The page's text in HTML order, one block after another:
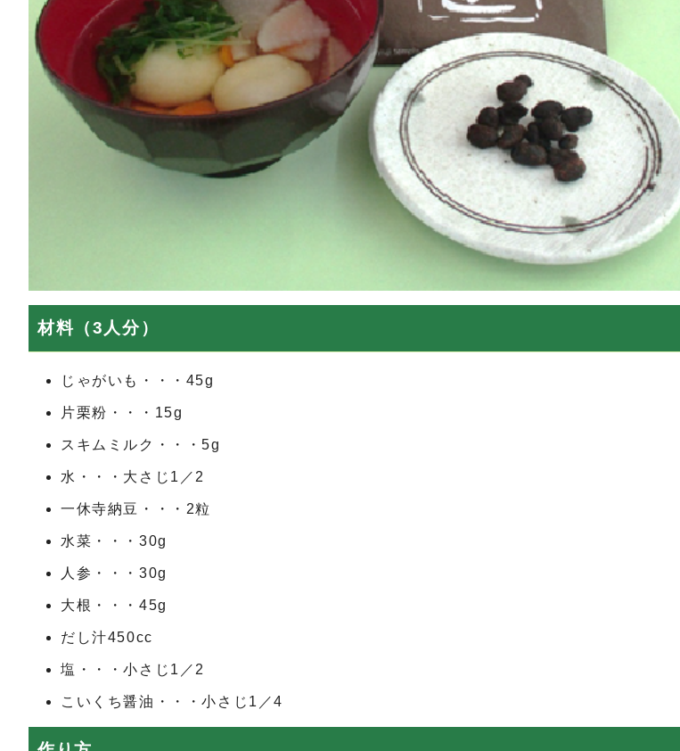
材料（3人分）
じゃがいも・・・45g
片栗粉・・・15g
スキムミルク・・・5g
水・・・大さじ1／2
一休寺納豆・・・2粒
水菜・・・30g
人参・・・30g
大根・・・45g
だし汁450cc
塩・・・小さじ1／2
こいくち醤油・・・小さじ1／4